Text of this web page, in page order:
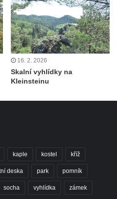
16. 2. 2026
Skalní vyhlídky na
Kleinsteinu
kaple kostel kříž
deska park pomník
socha vyhlídka zámek